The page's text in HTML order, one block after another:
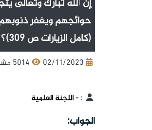
إن الله تبارك وتعالى
حوائجهم ويغفر
(كامل الزيارات ص ٣٠٩)؟
02/11/2023 5014 مشاهدة
:- اللجنة العلمية
الجواب: